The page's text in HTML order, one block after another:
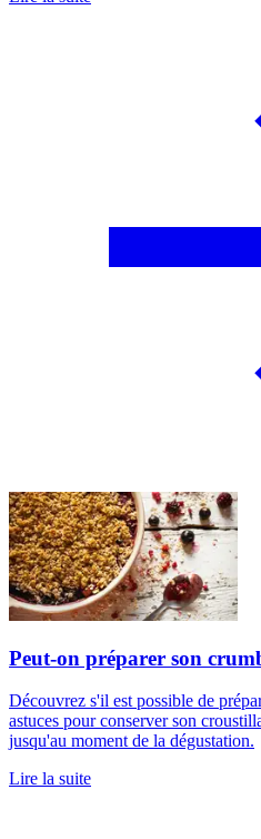
Peut-on préparer son
Découvrez s'il est possible de
astuces pour conserver son
jusqu'au moment de la dégustation.
Lire la suite